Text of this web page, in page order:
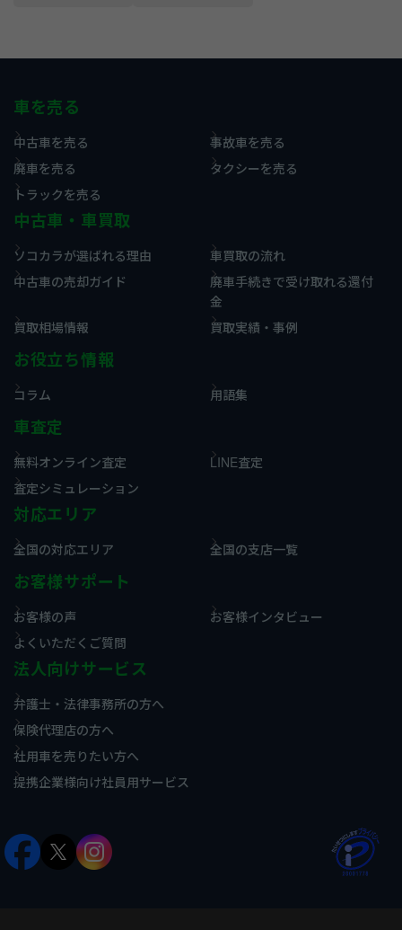
車を売る
中古車を売る
事故車を売る
廃車を売る
タクシーを売る
トラックを売る
中古車・車買取
ソコカラが選ばれる理由
車買取の流れ
中古車の売却ガイド
廃車手続きで受け取れる還付
金
買取相場情報
買取実績・事例
お役立ち情報
コラム 用語集
車査定
無料オンライン査定
LINE査定
査定シミュレーション
対応エリア
全国の対応エリア 全国の支店一覧
お客様サポート
お客様の声
お客様インタビュー
よくいただくご質問
法人向けサービス
弁護士・法律事務所の方へ
保険代理店の方へ
社用車を売りたい方へ
提携企業様向け社員用サービス